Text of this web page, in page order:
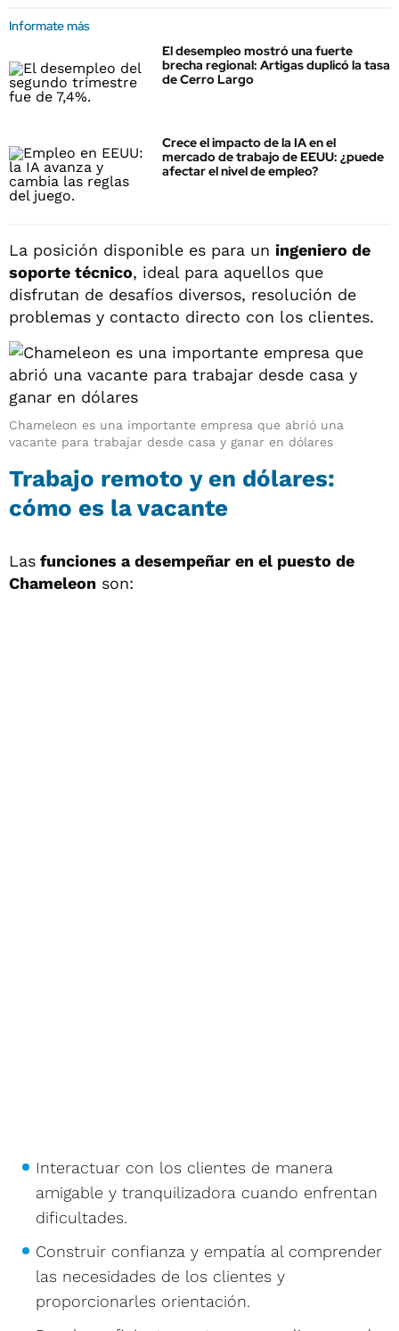
Informate más
El desempleo mostró una fuerte
brecha regional: Artigas duplicó la tasa
de Cerro Largo
Crece el impacto de la IA en el
mercado de trabajo de EEUU: ¿puede
afectar el nivel de empleo?
La posición disponible es para un ingeniero de
soporte técnico, ideal para aquellos que
disfrutan de desafíos diversos, resolución de
problemas y contacto directo con los clientes.
Chameleon es una importante empresa que abrió una
vacante para trabajar desde casa y ganar en dólares
Trabajo remoto y en dólares:
cómo es la vacante
Las funciones a desempeñar en el puesto de
Chameleon son:
Interactuar con los clientes de manera
amigable y tranquilizadora cuando enfrentan
dificultades.
Construir confianza y empatía al comprender
las necesidades de los clientes y
proporcionarles orientación.